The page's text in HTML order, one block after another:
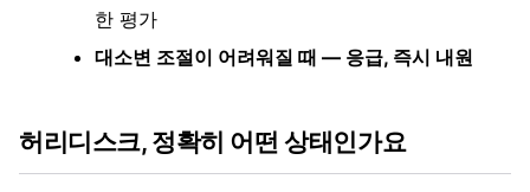
한 평가
대소변 조절이 어려워질 때 — 응급, 즉시 내원
허리디스크, 정확히 어떤 상태인가요